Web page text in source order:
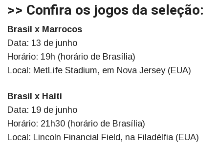
>> Confira os jogos da seleção:
Brasil x Marrocos
Data: 13 de junho
Horário: 19h (horário de Brasília)
Local: MetLife Stadium, em Nova Jersey (EUA)
Brasil x Haiti
Data: 19 de junho
Horário: 21h30 (horário de Brasília)
Local: Lincoln Financial Field, na Filadélfia (EUA)